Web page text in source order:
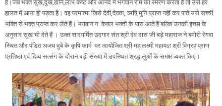
है।जब भक्त सुख,दुख,हानि,लाभ कष्ट और आनंद में भगवान राम का स्मरण करता है तो उसे हर
हालत में आना ही पड़ता है। वह परमात्मा जिसे देवी,देवता, ऋषि,मुनि प्राप्त नहीं कर पाते उसे सच्ची
भक्ति से भक्त प्राप्त कर लेते हैं। भगवान न केवल भक्तों के पास आते हैं बल्कि उनकी इच्छा के
अनुसार सुख भी देते हैं । उक्त सारगर्मित उदगार संत श्री देव दास जी बड़े महाराज ने बमोरी रेगवा
स्थित और पंडित अजय दुबे के कृषि फार्म पर आयोजित श्री महालक्ष्मी महायज्ञ श्री विग्रह प्राण
प्रतिष्ठा एवं दिव्य सत्संग के दौरान बड़ी संख्या में उपस्थित श्रद्धालुओं के समक्ष व्यक्त किए।